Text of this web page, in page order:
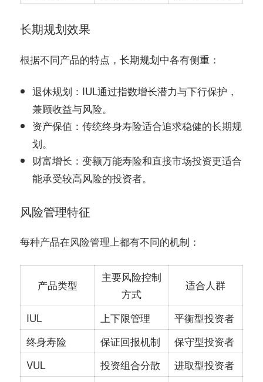
长期规划效果
根据不同产品的特点，长期规划中各有侧重：
退休规划 ：IUL通过指数增长潜力与下行保护，
兼顾收益与风险。
资产保值 ：传统终身寿险适合追求稳健的长期规
划。
财富增长 ：变额万能寿险和直接市场投资更适合
能承受较高风险的投资者。
风险管理特征
每种产品在风险管理上都有不同的机制：
产品类型
主要风险控制
方式
适合人群
IUL 上下限管理
平衡型投资者
终身寿险
保证回报机制
保守型投资者
VUL
投资组合分散
进取型投资者